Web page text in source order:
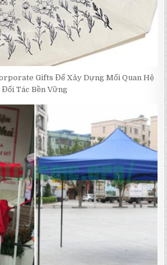
Gifts Để Xây Dựng Mối Quan Hệ
Đối Tác Bền Vững